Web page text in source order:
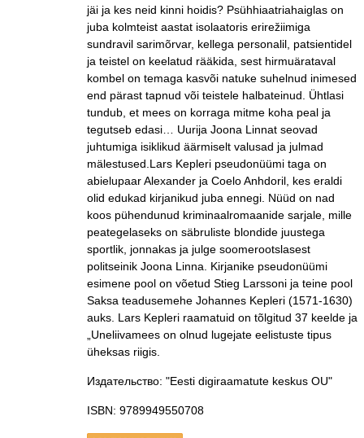
jäi ja kes neid kinni hoidis? Psühhiaatriahaiglas on
juba kolmteist aastat isolaatoris erirežiimiga
sundravil sarimõrvar, kellega personalil, patsientidel
ja teistel on keelatud rääkida, sest hirmuärataval
kombel on temaga kasvõi natuke suhelnud inimesed
end pärast tapnud või teistele halbateinud. Ühtlasi
tundub, et mees on korraga mitme koha peal ja
tegutseb edasi… Uurija Joona Linnat seovad
juhtumiga isiklikud äärmiselt valusad ja julmad
mälestused.Lars Kepleri pseudonüümi taga on
abielupaar Alexander ja Coelo Anhdoril, kes eraldi
olid edukad kirjanikud juba ennegi. Nüüd on nad
koos pühendunud kriminaalromaanide sarjale, mille
peategelaseks on säbruliste blondide juustega
sportlik, jonnakas ja julge soomerootslasest
politseinik Joona Linna. Kirjanike pseudonüümi
esimene pool on võetud Stieg Larssoni ja teine pool
Saksa teadusemehe Johannes Kepleri (1571-1630)
auks. Lars Kepleri raamatuid on tõlgitud 37 keelde ja
„Uneliivamees on olnud lugejate eelistuste tipus
üheksas riigis.
Издательство: "Eesti digiraamatute keskus OU"
ISBN: 9789949550708